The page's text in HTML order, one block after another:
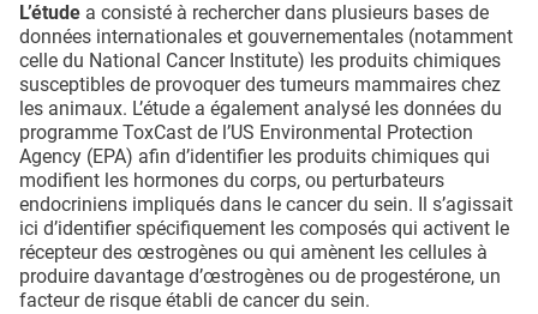
L’étude a consisté à rechercher dans plusieurs bases de
données internationales et gouvernementales (notamment
celle du National Cancer Institute) les produits chimiques
susceptibles de provoquer des tumeurs mammaires chez
les animaux. L’étude a également analysé les données du
programme ToxCast de l’US Environmental Protection
Agency (EPA) afin d’identifier les produits chimiques qui
modifient les hormones du corps, ou perturbateurs
endocriniens impliqués dans le cancer du sein. Il s’agissait
ici d’identifier spécifiquement les composés qui activent le
récepteur des œstrogènes ou qui amènent les cellules à
produire davantage d’œstrogènes ou de progestérone, un
facteur de risque établi de cancer du sein.